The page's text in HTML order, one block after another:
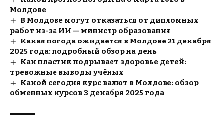
Молдове
В Молдове могут отказаться от дипломных
работ из-за ИИ — министр образования
Какая погода ожидается в Молдове 21 декабря
2025 года: подробный обзор на день
Как пластик подрывает здоровье детей:
тревожные выводы учёных
Какой сегодня курс валют в Молдове: обзор
обменных курсов 3 декабря 2025 года